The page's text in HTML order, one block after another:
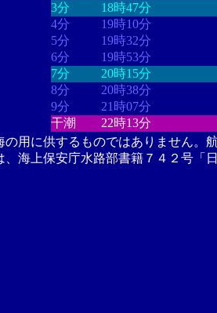
3分
18時47分
4分
19時10分
5分
19時32分
6分
19時53分
7分
20時15分
8分
20時38分
9分
21時07分
干潮
22時13分
の用に供するものではありません。
、海上保安庁水路部書籍７４２号「